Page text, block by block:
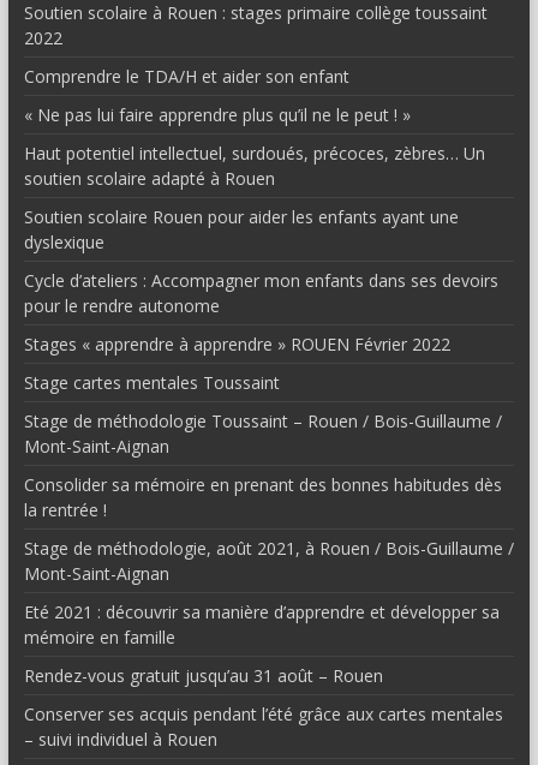
Soutien scolaire à Rouen : stages primaire collège toussaint
2022
Comprendre le TDA/H et aider son enfant
« Ne pas lui faire apprendre plus qu’il ne le peut ! »
Haut potentiel intellectuel, surdoués, précoces, zèbres… Un
soutien scolaire adapté à Rouen
Soutien scolaire Rouen pour aider les enfants ayant une
dyslexique
Cycle d’ateliers : Accompagner mon enfants dans ses devoirs
pour le rendre autonome
Stages « apprendre à apprendre » ROUEN Février 2022
Stage cartes mentales Toussaint
Stage de méthodologie Toussaint – Rouen / Bois-Guillaume /
Mont-Saint-Aignan
Consolider sa mémoire en prenant des bonnes habitudes dès
la rentrée !
Stage de méthodologie, août 2021, à Rouen / Bois-Guillaume /
Mont-Saint-Aignan
Eté 2021 : découvrir sa manière d’apprendre et développer sa
mémoire en famille
Rendez-vous gratuit jusqu’au 31 août – Rouen
Conserver ses acquis pendant l’été grâce aux cartes mentales
– suivi individuel à Rouen